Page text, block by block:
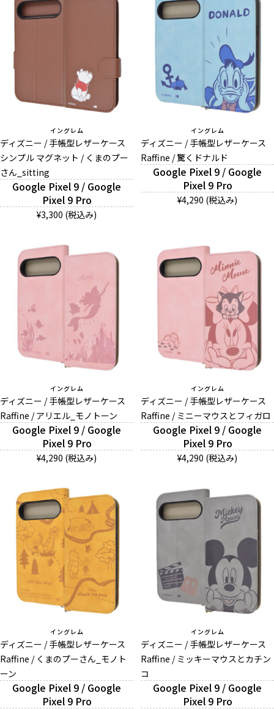
イングレム
ディズニー / 手帳型レザーケース
シンプル マグネット / くまのプー
さん_sitting
Google Pixel 9 / Google
Pixel 9 Pro
¥3,300 (税込み)
イングレム
ディズニー / 手帳型レザーケース
Raffine / 驚くドナルド
Google Pixel 9 / Google
Pixel 9 Pro
¥4,290 (税込み)
イングレム
ディズニー / 手帳型レザーケース
Raffine / アリエル_モノトーン
Google Pixel 9 / Google
Pixel 9 Pro
¥4,290 (税込み)
イングレム
ディズニー / 手帳型レザーケース
Raffine / ミニーマウスとフィガロ
Google Pixel 9 / Google
Pixel 9 Pro
¥4,290 (税込み)
イングレム
ディズニー / 手帳型レザーケース
Raffine / くまのプーさん_モノト
ーン
Google Pixel 9 / Google
Pixel 9 Pro
イングレム
ディズニー / 手帳型レザーケース
Raffine / ミッキーマウスとカチン
コ
Google Pixel 9 / Google
Pixel 9 Pro